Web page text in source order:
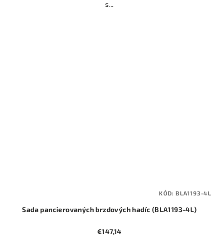
s...
Sada pancierovaných brzdových hadíc (BLA1193-4L)
€147,14
KÓD: BLA1193-4L